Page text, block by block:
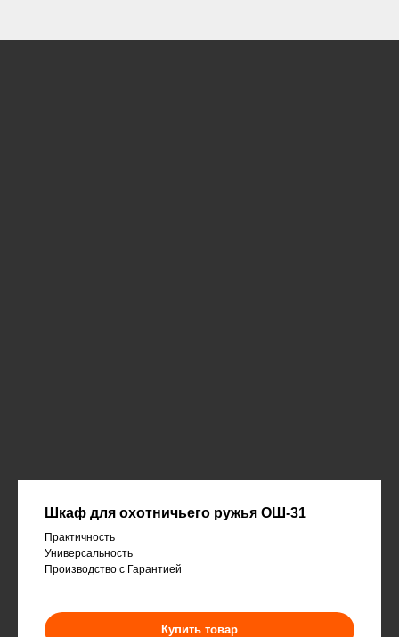
Шкаф для охотничьего ружья ОШ-31
Практичность
Универсальность
Производство с Гарантией
Купить товар